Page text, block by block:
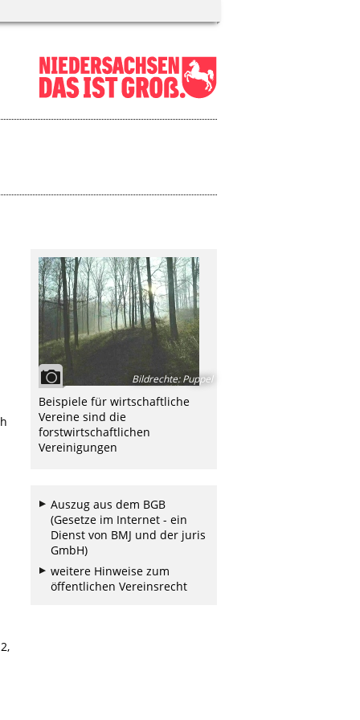
Bildrechte:Puppel
Beispiele für wirtschaftliche
Vereine sind die
forstwirtschaftlichen
Vereinigungen
Auszug aus dem BGB
(Gesetze im Internet - ein
Dienst von BMJ und der juris
GmbH)
weitere Hinweise zum
öffentlichen Vereinsrecht